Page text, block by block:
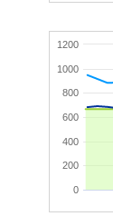
0
200
400
600
800
1000
1200